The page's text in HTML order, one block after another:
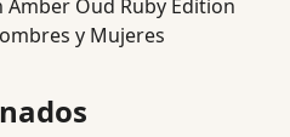
Oud Ruby Edition
y Mujeres